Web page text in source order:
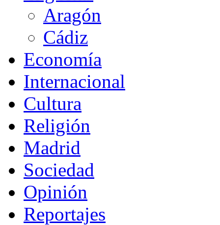
Aragón
Cádiz
Economía
Internacional
Cultura
Religión
Madrid
Sociedad
Opinión
Reportajes